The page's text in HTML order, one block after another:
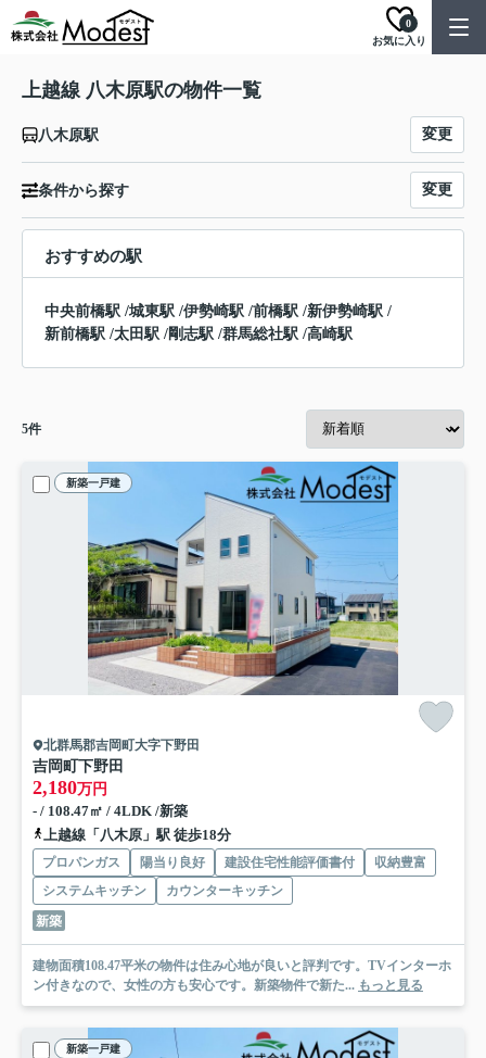
お気に入り
0
上越線 八木原駅の物件一覧
八木原駅 変更
条件から探す 変更
おすすめの駅
中央前橋駅 /城東駅 /伊勢崎駅 /前橋駅 /新伊勢崎駅 /
新前橋駅 /太田駅 /剛志駅 /群馬総社駅 /高崎駅
5件
新築一戸建
北群馬郡吉岡町大字下野田
吉岡町下野田
2,180万円
- / 108.47㎡ / 4LDK /新築
上越線「八木原」駅 徒歩18分
プロパンガス 陽当り良好 建設住宅性能評価書付
収納豊富
システムキッチン
カウンターキッチン
新築
建物面積108.47平米の物件は住み心地が良いと評判です。TVインターホ
ン付きなので、女性の方も安心です。新築物件で新た... もっと見る
新築一戸建